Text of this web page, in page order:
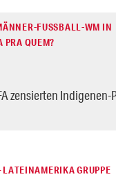
FUSSBALL-WM IN B
QUEM?
zensierten Indigenen-
LATEINAMERIKA GRUPPE